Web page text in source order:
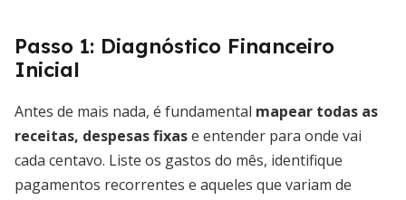
Passo 1: Diagnóstico Financeiro
Inicial
Antes de mais nada, é fundamental mapear todas as
receitas, despesas fixase entender para onde vai
cada centavo. Liste os gastos do mês, identifique
pagamentos recorrentes e aqueles que variam de